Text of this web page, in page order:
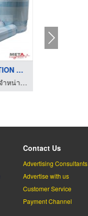
STERILIZATION GUSSET ...
ผู้นำเข้าและจำหน่ายอุปกรณ์ทางการแพทย์ - เมทต้า อีควิปเมนท์
Contact Us
Advertising Consultants
Advertise with us
Customer Service
Payment Channel